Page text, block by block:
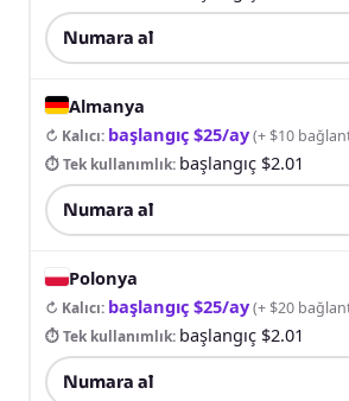
Numara al
Almanya
↻ Kalıcı: başlangıç $25/ay(+ $10
⏱ Tek kullanımlık: başlangıç $2.01
Numara al
Polonya
↻ Kalıcı: başlangıç $25/ay(+ $20
⏱ Tek kullanımlık: başlangıç $2.01
Numara al